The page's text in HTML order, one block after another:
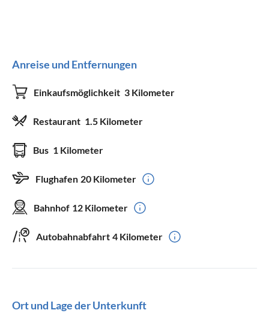
Anreise und Entfernungen
Einkaufsmöglichkeit 3 Kilometer
Restaurant 1.5 Kilometer
Bus 1 Kilometer
Flughafen 20 Kilometer
Bahnhof 12 Kilometer
Autobahnabfahrt 4 Kilometer
Ort und Lage der Unterkunft